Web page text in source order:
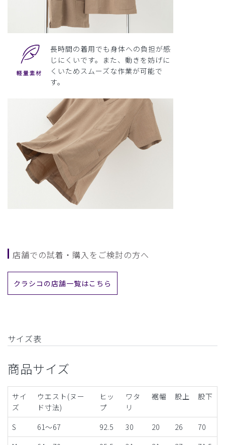
長時間の着用でも身体への負担が感
じにくいです。また、動きを妨げに
くいためスムーズな作業が可能で
す。
店舗での試着・購入をご検討の方へ
クラシコの店舗一覧はこちら
サイズ表
商品サイズ
サイ
ズ
ウエスト(ヌー
ド寸法)
ヒッ
プ
ワタ
リ
裾幅 股上 股下
S 61～67 92.5 30 20 26
70